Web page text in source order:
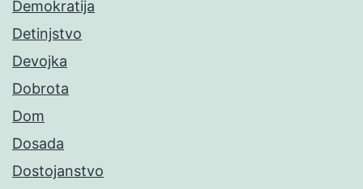
Demokratija
Detinjstvo
Devojka
Dobrota
Dom
Dosada
Dostojanstvo